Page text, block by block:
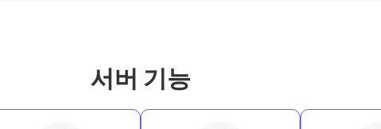
서버 기능